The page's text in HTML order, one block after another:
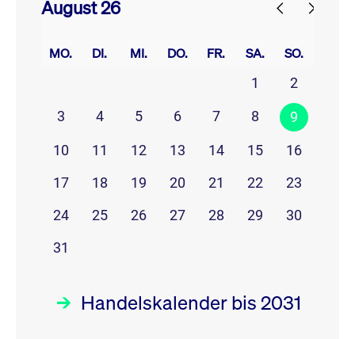
August 26
MO. DI. MI. DO. FR. SA. SO.
1
2
3
4 5 6 7 8 9
10 11 12 13 14 15
16
17
18 19 20 21 22
23
24
25 26 27 28 29
30
31
Handelskalender bis 2031